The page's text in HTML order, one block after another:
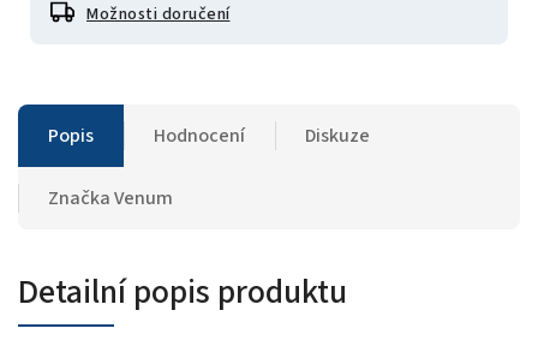
Možnosti doručení
Popis Hodnocení Diskuze
ZnačkaVenum
Detailní popis produktu